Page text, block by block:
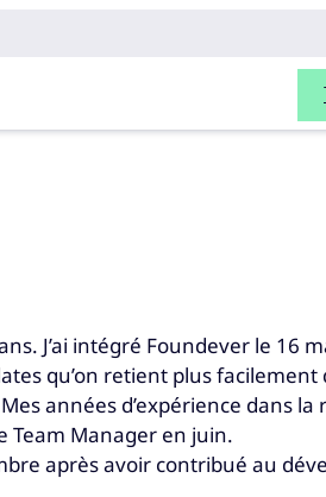
J’ai intégré Foundever le 16
qu’on retient plus facilement
années d’expérience dans
Team Manager en juin.
après avoir contribué au